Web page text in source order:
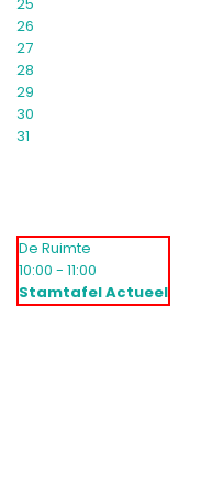
26
27
28
29
30
31
De Ruimte
10:00 - 11:00
Stamtafel Actueel